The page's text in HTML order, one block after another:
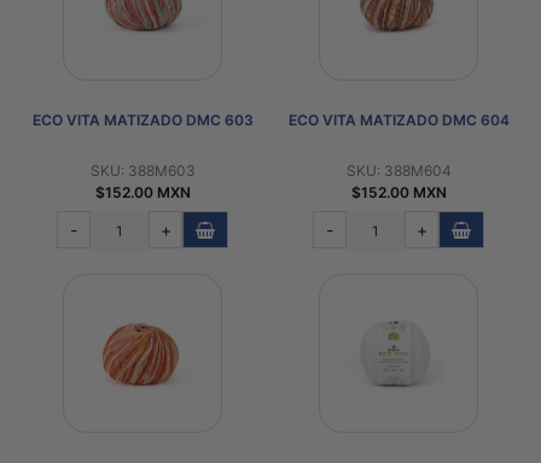
BordarECO VITA MATIZADO DMC 603
SKU: 388M603
$152.00 MXN
- +
ECO VITA MATIZADO DMC 604
SKU: 388M604
$152.00 MXN
- +